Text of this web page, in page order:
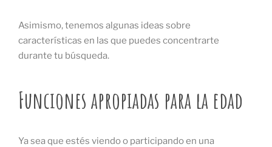
Asimismo, tenemos algunas ideas sobre
características en las que puedes concentrarte
durante tu búsqueda.
Funciones apropiadas para la edad
Ya sea que estés viendo o participando en una